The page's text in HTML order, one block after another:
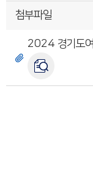
첨부파일
2024 경기도